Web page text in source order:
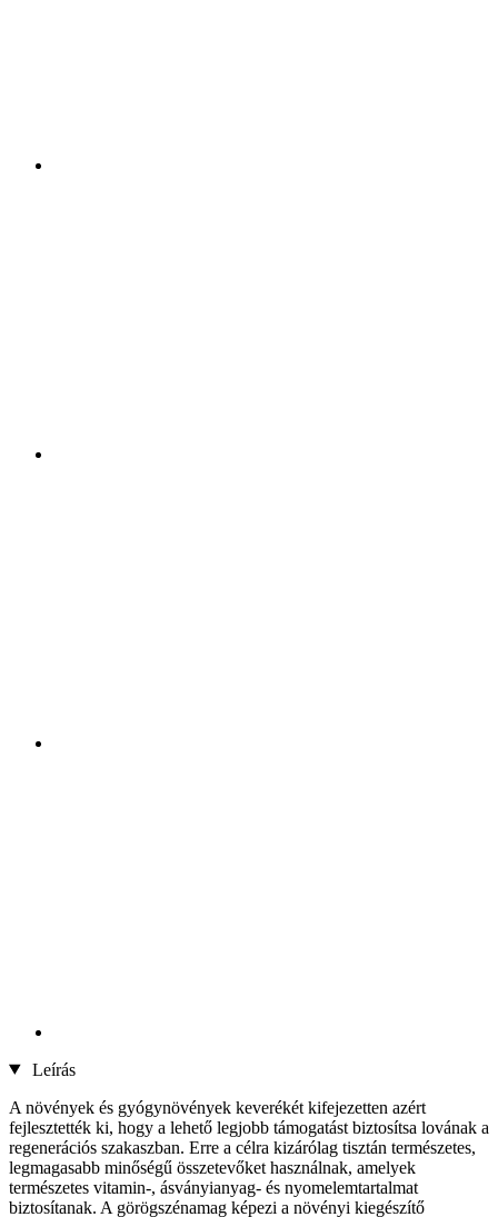
Leírás
A növények és gyógynövények keverékét kifejezetten azért
fejlesztették ki, hogy a lehető legjobb támogatást biztosítsa lovának a
regenerációs szakaszban. Erre a célra kizárólag tisztán természetes,
legmagasabb minőségű összetevőket használnak, amelyek
természetes vitamin-, ásványianyag- és nyomelemtartalmat
biztosítanak. A görögszénamag képezi a növényi kiegészítő